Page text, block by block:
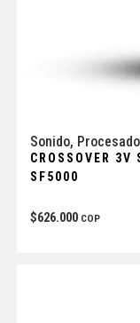
Sonido,
CROSSOVER
SF5000
$626.000 COP